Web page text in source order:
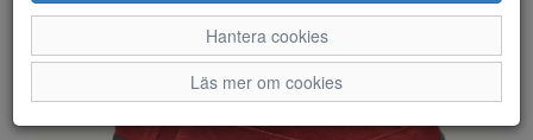
Hantera cookies
Läs mer om cookies